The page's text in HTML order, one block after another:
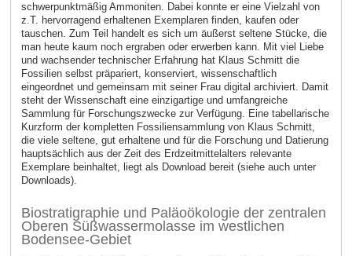
schwerpunktmäßig Ammoniten. Dabei konnte er eine Vielzahl von
z.T. hervorragend erhaltenen Exemplaren finden, kaufen oder
tauschen. Zum Teil handelt es sich um äußerst seltene Stücke, die
man heute kaum noch ergraben oder erwerben kann. Mit viel Liebe
und wachsender technischer Erfahrung hat Klaus Schmitt die
Fossilien selbst präpariert, konserviert, wissenschaftlich
eingeordnet und gemeinsam mit seiner Frau digital archiviert. Damit
steht der Wissenschaft eine einzigartige und umfangreiche
Sammlung für Forschungszwecke zur Verfügung. Eine tabellarische
Kurzform der kompletten Fossiliensammlung von Klaus Schmitt,
die viele seltene, gut erhaltene und für die Forschung und Datierung
hauptsächlich aus der Zeit des Erdzeitmittelalters relevante
Exemplare beinhaltet, liegt als Download bereit (siehe auch unter
Downloads).
Biostratigraphie und Paläoökologie der zentralen
Oberen Süßwassermolasse im westlichen
Bodensee-Gebiet